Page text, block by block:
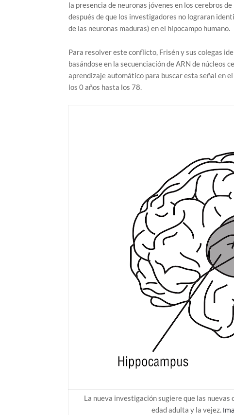
la presencia de neuronas jóvenes en los cerebros
después de que los investigadores no lograran
de las neuronas maduras) en el hipocampo humano.
Para resolver este conflicto, Frisén y sus colegas
basándose en la secuenciación de ARN de
aprendizaje automático para buscar esta señal en
los 0 años hasta los 78.
La nueva investigación sugiere que las
edad adulta y la vejez.